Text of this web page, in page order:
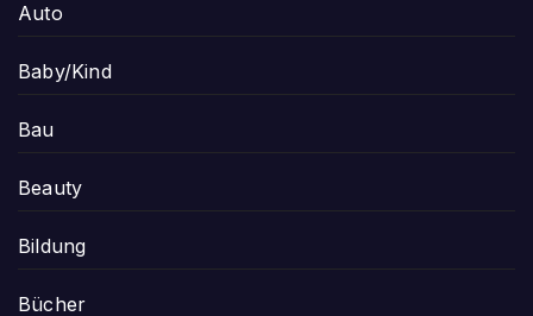
Auto
Baby/Kind
Bau
Beauty
Bildung
Bücher